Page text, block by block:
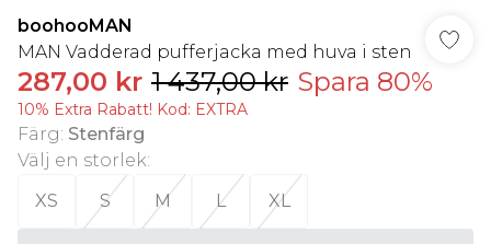
boohooMAN
MAN Vadderad pufferjacka med huva i sten
287,00 kr 1 437,00 kr Spara 80%
10% Extra Rabatt! Kod: EXTRA
Färg: Stenfärg
Välj en storlek:
XS
S M L XL